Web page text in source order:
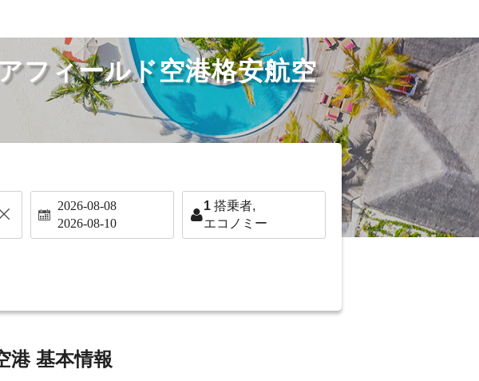
フィールド空港格安航空
2026-08-08
2026-08-10
1 搭乗者,
エコノミー
港 基本情報